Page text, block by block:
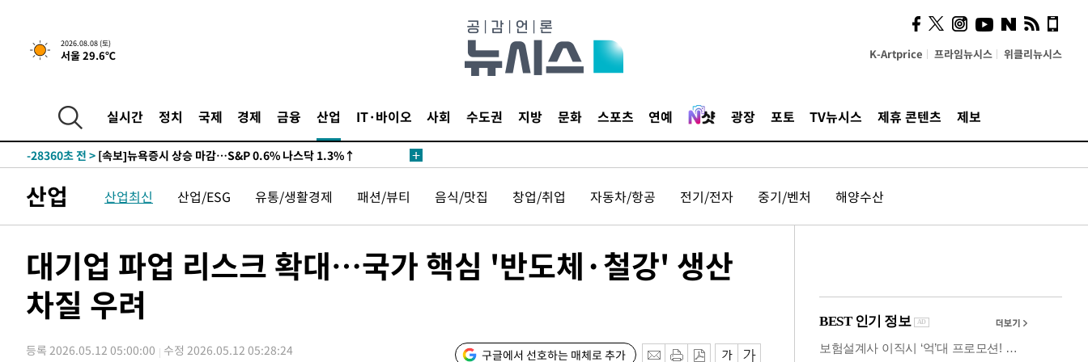
2026.08.08 (토)
서울 29.6℃ K-Artprice 프라임뉴시스 위클리뉴시스
실시간 정치 국제 경제 금융 산업 IT·바이오 사회 수도권 지방 문화 스포츠 연예 광장 포토 TV뉴시스 제휴 콘텐츠 제보
-28360초 전 > [속보]뉴욕증시 상승 마감…S&P 0.6% 나스닥 1.3%↑
산업 산업최신 산업/ESG 유통/생활경제 패션/뷰티 음식/맛집 창업/취업 자동차/항공 전기/전자 중기/벤처 해양수산
대기업 파업 리스크 확대…국가 핵심 '반도체·철강' 생산
차질 우려
등록 2026.05.12 05:00:00 수정 2026.05.12 05:28:24 구글에서 선호하는 매체로 추가
시, 스마트폰 액세서리에
NFC 더했다